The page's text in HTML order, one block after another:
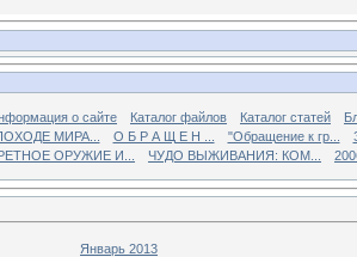
о сайте Каталог файлов Каталог статей
МИРА...
О Б Р А Щ Е Н ... "Обращение к гр...
ОРУЖИЕ И...
ЧУДО ВЫЖИВАНИЯ: КОМ...
Январь 2013